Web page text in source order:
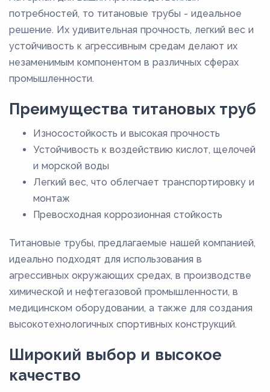
потребностей, то титановые трубы - идеальное
решение. Их удивительная прочность, легкий вес и
устойчивость к агрессивным средам делают их
незаменимым компонентом в различных сферах
промышленности.
Преимущества титановых труб
Износостойкость и высокая прочность
Устойчивость к воздействию кислот, щелочей
и морской воды
Легкий вес, что облегчает транспортировку и
монтаж
Превосходная коррозионная стойкость
Титановые трубы, предлагаемые нашей компанией,
идеально подходят для использования в
агрессивных окружающих средах, в производстве
химической и нефтегазовой промышленности, в
медицинском оборудовании, а также для создания
высокотехнологичных спортивных конструкций.
Широкий выбор и высокое
качество